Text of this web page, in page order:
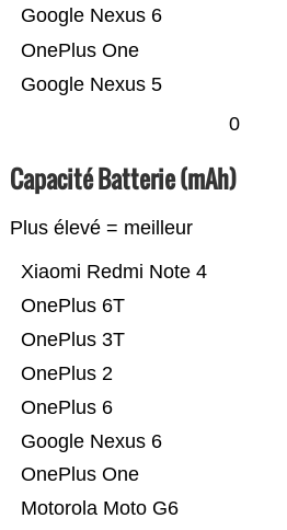
Google Nexus 5
OnePlus One
Google Nexus 6
0
Capacité Batterie (mAh)
Plus élevé = meilleur
Motorola Moto G6
OnePlus One
Google Nexus 6
OnePlus 6
OnePlus 2
OnePlus 3T
OnePlus 6T
Xiaomi Redmi Note 4